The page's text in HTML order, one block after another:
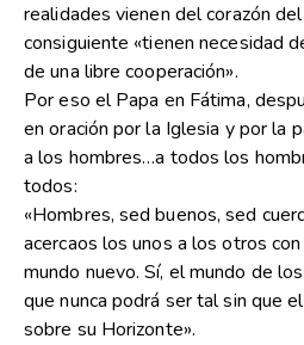
realidades vienen del corazón
consiguiente «tienen necesidad
de una libre cooperación».
Por eso el Papa en Fátima,
en oración por la Iglesia y por la
a los hombres…a todos los
todos:
«Hombres, sed buenos, sed
acercaos los unos a los otros
mundo nuevo. Sí, el mundo de
que nunca podrá ser tal sin que
sobre su Horizonte».